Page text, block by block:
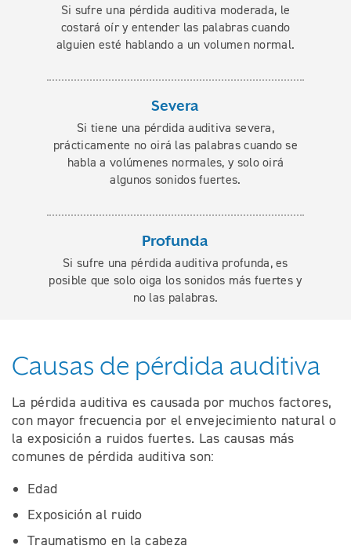
Si sufre una pérdida auditiva moderada, le
costará oír y entender las palabras cuando
alguien esté hablando a un volumen normal.
Severa
Si tiene una pérdida auditiva severa,
prácticamente no oirá las palabras cuando se
habla a volúmenes normales, y solo oirá
algunos sonidos fuertes.
Profunda
Si sufre una pérdida auditiva profunda, es
posible que solo oiga los sonidos más fuertes y
no las palabras.
Causas de pérdida auditiva
La pérdida auditiva es causada por muchos factores,
con mayor frecuencia por el envejecimiento natural o
la exposición a ruidos fuertes. Las causas más
comunes de pérdida auditiva son:
Edad
Exposición al ruido
Traumatismo en la cabeza